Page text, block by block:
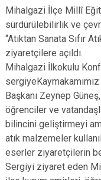
Han
İnönü
Mahmudiye
Mihalgazi İlçe Millî
sürdürülebilirlik ve
“Atıktan Sanata Sıfır
ziyaretçilere açıldı.
Mihalgazi İlkokulu
Başkanı Zeynep
öğrenciler ve
bilincini geliştirmeyi
atık malzemeler
eserler ziyaretçilerin
Sergiyi ziyaret eden